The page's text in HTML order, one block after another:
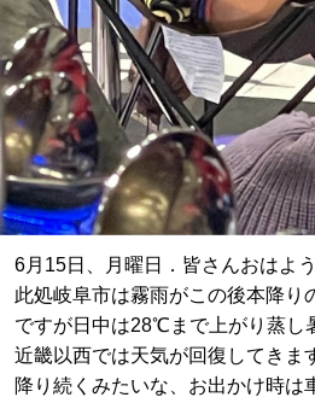
6月15日、月曜日．皆さんおはよう
此処岐阜市は霧雨がこの後本降
ですが日中は28℃まで上がり蒸し
近畿以西では天気が回復してきま
降り続くみたいな、お出かけ時は